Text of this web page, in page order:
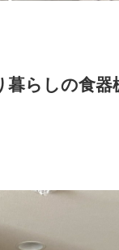
らしの食器